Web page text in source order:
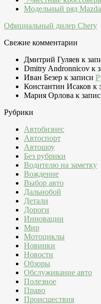
Модельный ряд
Официальный дилер Chery
Свежие комментарии
Дмитрий Гуляев к
Dmitry Andronnicov к
Иван Безер к записи
Константин Исаков к
Мария Орлова к
Рубрики
Автобизнес
Автоспорт
Автошоу
Без рубрики
Водителю на заметку
Вождение
Выбор авто
Дальнобой
Детали
Дороги
Инновации
Мир
Мотоциклы
Новинки
Новости
Обзоры
Обслуживание авто
Полезное
Право
Происшествия